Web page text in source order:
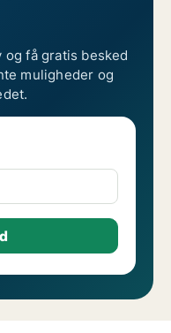
få gratis besked
muligheder og